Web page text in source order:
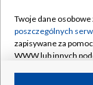
Rada
System NOS
Informacje o
Twoje dane
poszczególnych
zapisywane za
WWW lub innych